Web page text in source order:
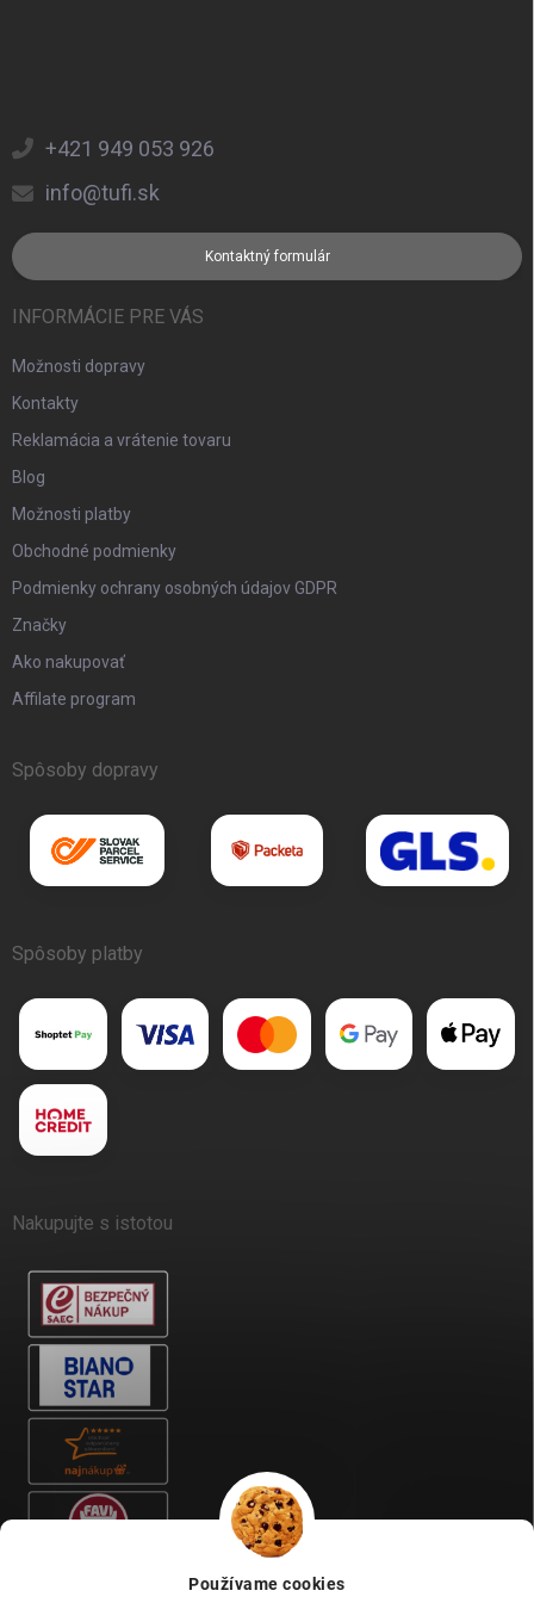
Používame cookies
+421 949 053 926
info@tufi.sk
Kontaktný formulár
INFORMÁCIE PRE VÁS
Možnosti dopravy
Kontakty
Reklamácia a vrátenie tovaru
Blog
Možnosti platby
Obchodné podmienky
Podmienky ochrany osobných údajov GDPR
Značky
Ako nakupovať
Affilate program
Spôsoby dopravy
Spôsoby platby
Nakupujte s istotou